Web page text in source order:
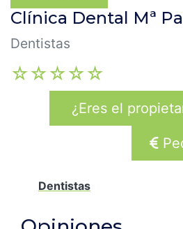
p
r
i
Clínica Dental Mª
Dentistas
☆☆☆☆☆
¿Eres el
Dentistas